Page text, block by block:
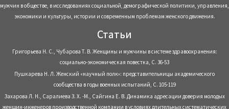
мужчин в обществе, в исследованиях социальной, демографической политики, управления,
экономики и культуры, истории и современным проблемам женского движения.
Статьи
Григорьева Н. С., Чубарова Т. В. Женщины и мужчины в системе здравоохранения:
социально-экономическая повестка, С. 36-53
Пушкарева Н. Л. Женский «научный полк»: представительницы академического
сообщества в годы военных испытаний, С. 105-119
Захарова Л. Н., Саралиева З. Х. -М., Сайгина Е. В. Динамика адресации доверия молодых
женщин-инженеров производственной компании в условиях длительных систематических